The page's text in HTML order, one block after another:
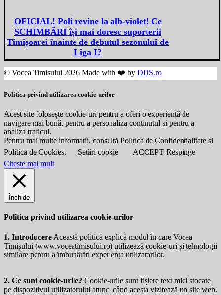
OFICIAL! Poli revine la alb-violet! Ce
SCHIMBĂRI își mai doresc suporterii
Timișoarei înainte de debutul sezonului de
Liga I?
© Vocea Timișului 2026 Made with ❤️ by DDS.ro
Politica privind utilizarea cookie-urilor
Acest site folosește cookie-uri pentru a oferi o experiență de
navigare mai bună, pentru a personaliza conținutul și pentru a
analiza traficul.
Pentru mai multe informații, consultă Politica de Confidențialitate și
Politica de Cookies.
Setări cookie ACCEPT Respinge
Citeste mai mult
Închide
Politica privind utilizarea cookie-urilor
1. Introducere Această politică explică modul în care Vocea
Timișului (www.voceatimisului.ro) utilizează cookie-uri și tehnologii
similare pentru a îmbunătăți experiența utilizatorilor.
2. Ce sunt cookie-urile? Cookie-urile sunt fișiere text mici stocate
pe dispozitivul utilizatorului atunci când acesta vizitează un site web.